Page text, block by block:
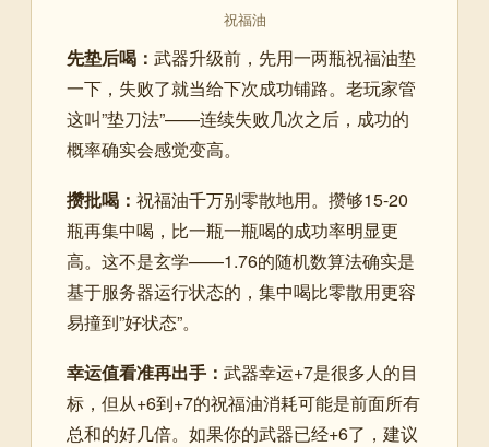
祝福油
先垫后喝： 武器升级前，先用一两瓶祝福油垫
一下，失败了就当给下次成功铺路。老玩家管
这叫”垫刀法”——连续失败几次之后，成功的
概率确实会感觉变高。
攒批喝： 祝福油千万别零散地用。攒够15-20
瓶再集中喝，比一瓶一瓶喝的成功率明显更
高。这不是玄学——1.76的随机数算法确实是
基于服务器运行状态的，集中喝比零散用更容
易撞到”好状态”。
幸运值看准再出手： 武器幸运+7是很多人的目
标，但从+6到+7的祝福油消耗可能是前面所有
总和的好几倍。如果你的武器已经+6了，建议